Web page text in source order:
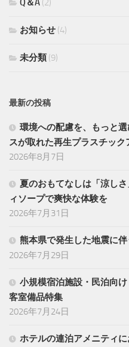
お知らせ (4)
未分類 (9)
最新の投稿
環境への配慮を、もっと
スが取れた再生プラスチック
2026年8月7日
夏のおもてなしは「涼し
ィソープで爽快な体験を
2026年7月31日
熊本県で発生した地震に
2026年7月29日
小規模宿泊施設・民泊向
客室備品特集
2026年7月24日
ホテルの連泊アメニティ